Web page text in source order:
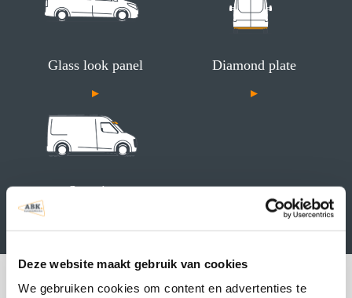
Deze website maakt gebruik van cookies
We gebruiken cookies om content en advertenties te
Glass look panel Diamond plate
Sun visor
Welcome to